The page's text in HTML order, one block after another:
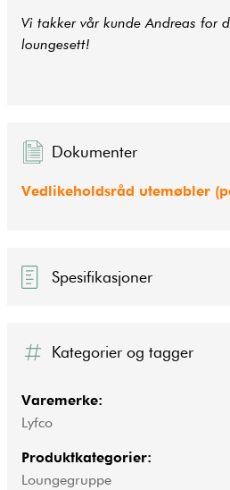
Vi takker vår kunde Andreas for
loungesett!
Dokumenter
Vedlikeholdsråd utemøbler
Spesifikasjoner
Kategorier og tagger
Varemerke:
Lyfco
Produktkategorier:
Loungegruppe